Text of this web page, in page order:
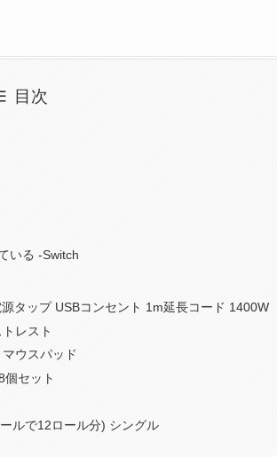
目次
いる -Switch
タップ USBコンセント 1m延長コード 1400W
レスト
ウスパッド
セット
ルで12ロール分) シングル